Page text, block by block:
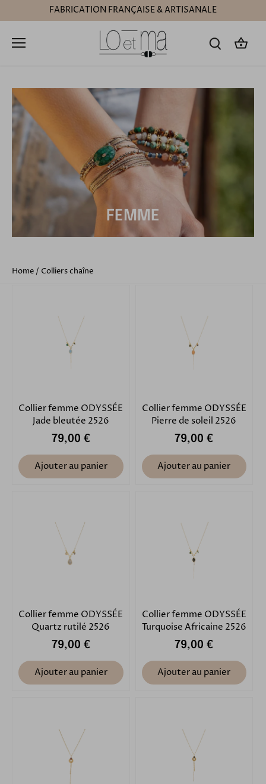
au
FABRICATION FRANÇAISE & ARTISANALE
FEMME
Home / Colliers chaîne
Collier femme ODYSSÉE
Jade bleutée 2526
79,00 €
Ajouter au panier
Collier femme ODYSSÉE
Pierre de soleil 2526
79,00 €
Ajouter au panier
Collier femme ODYSSÉE
Quartz rutilé 2526
79,00 €
Ajouter au panier
Collier femme ODYSSÉE
Turquoise Africaine 2526
79,00 €
Ajouter au panier